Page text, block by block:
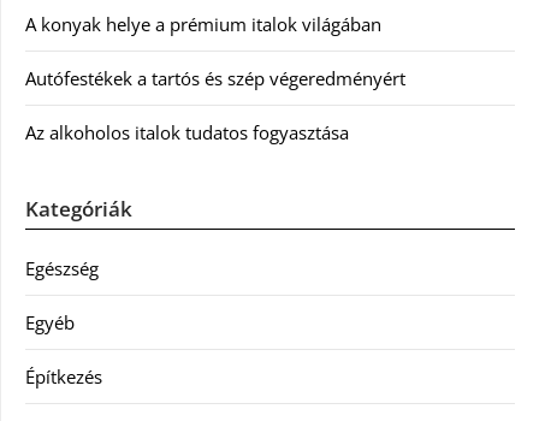
A konyak helye a prémium italok világában
Autófestékek a tartós és szép végeredményért
Az alkoholos italok tudatos fogyasztása
Kategóriák
Egészség
Egyéb
Építkezés